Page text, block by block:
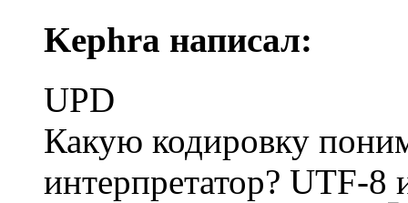
Kephra написал:
UPD
Какую кодировку
интерпретатор? UTF-